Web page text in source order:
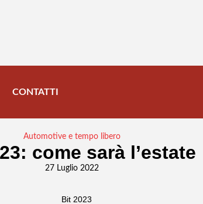
CONTATTI
Automotive e tempo libero
come sarà l’estate
27 Luglio 2022